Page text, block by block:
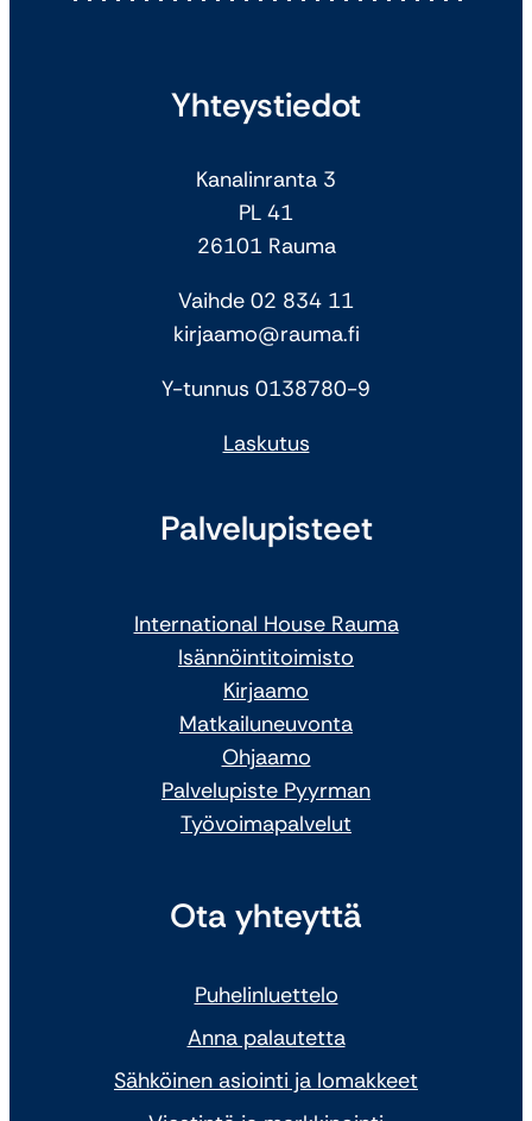
Yhteystiedot
Kanalinranta 3
PL 41
26101 Rauma
Vaihde 02 834 11
kirjaamo@rauma.fi
Y-tunnus 0138780-9
Laskutus
Palvelupisteet
International House Rauma
Isännöintitoimisto
Kirjaamo
Matkailuneuvonta
Ohjaamo
Palvelupiste Pyyrman
Työvoimapalvelut
Ota yhteyttä
Puhelinluettelo
Anna palautetta
Sähköinen asiointi ja lomakkeet